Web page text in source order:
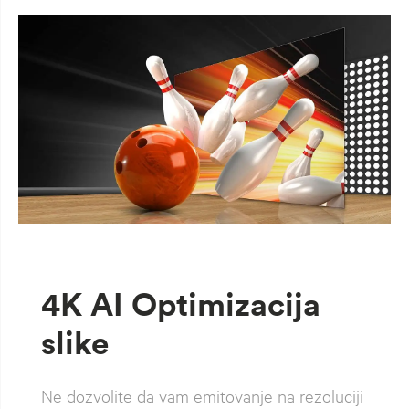
4K AI Optimizacija
slike
Ne dozvolite da vam emitovanje na rezoluciji